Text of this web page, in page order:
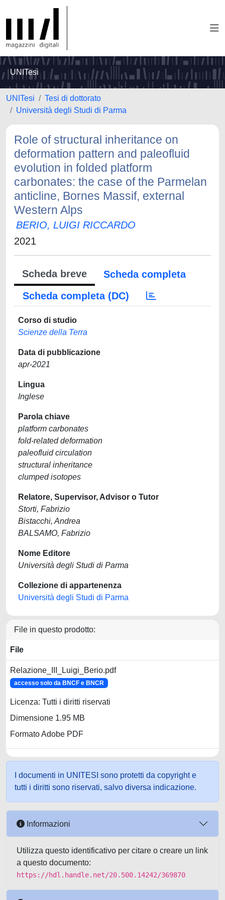
UNITesi
UNITesi
Tesi di dottorato
Università degli Studi di Parma
Role of structural inheritance on
deformation pattern and paleofluid
evolution in folded platform
carbonates: the case of the Parmelan
anticline, Bornes Massif, external
Western Alps
BERIO, LUIGI RICCARDO
2021
Scheda breve
Scheda completa
Scheda completa (DC)
Corso di studio
Scienze della Terra
Data di pubblicazione
apr-2021
Lingua
Inglese
Parola chiave
platform carbonates
fold-related deformation
paleofluid circulation
structural inheritance
clumped isotopes
Relatore, Supervisor, Advisor o Tutor
Storti, Fabrizio
Bistacchi, Andrea
BALSAMO, Fabrizio
Nome Editore
Università degli Studi di Parma
Collezione di appartenenza
Università degli Studi di Parma
File in questo prodotto:
File
Relazione_III_Luigi_Berio.pdf
accesso solo da BNCF e BNCR
Licenza: Tutti i diritti riservati
Dimensione 1.95 MB
Formato Adobe PDF
I documenti in UNITESI sono protetti da copyright e
tutti i diritti sono riservati, salvo diversa indicazione.
Informazioni
Utilizza questo identificativo per citare o creare un link
a questo documento:
https://hdl.handle.net/20.500.14242/369870